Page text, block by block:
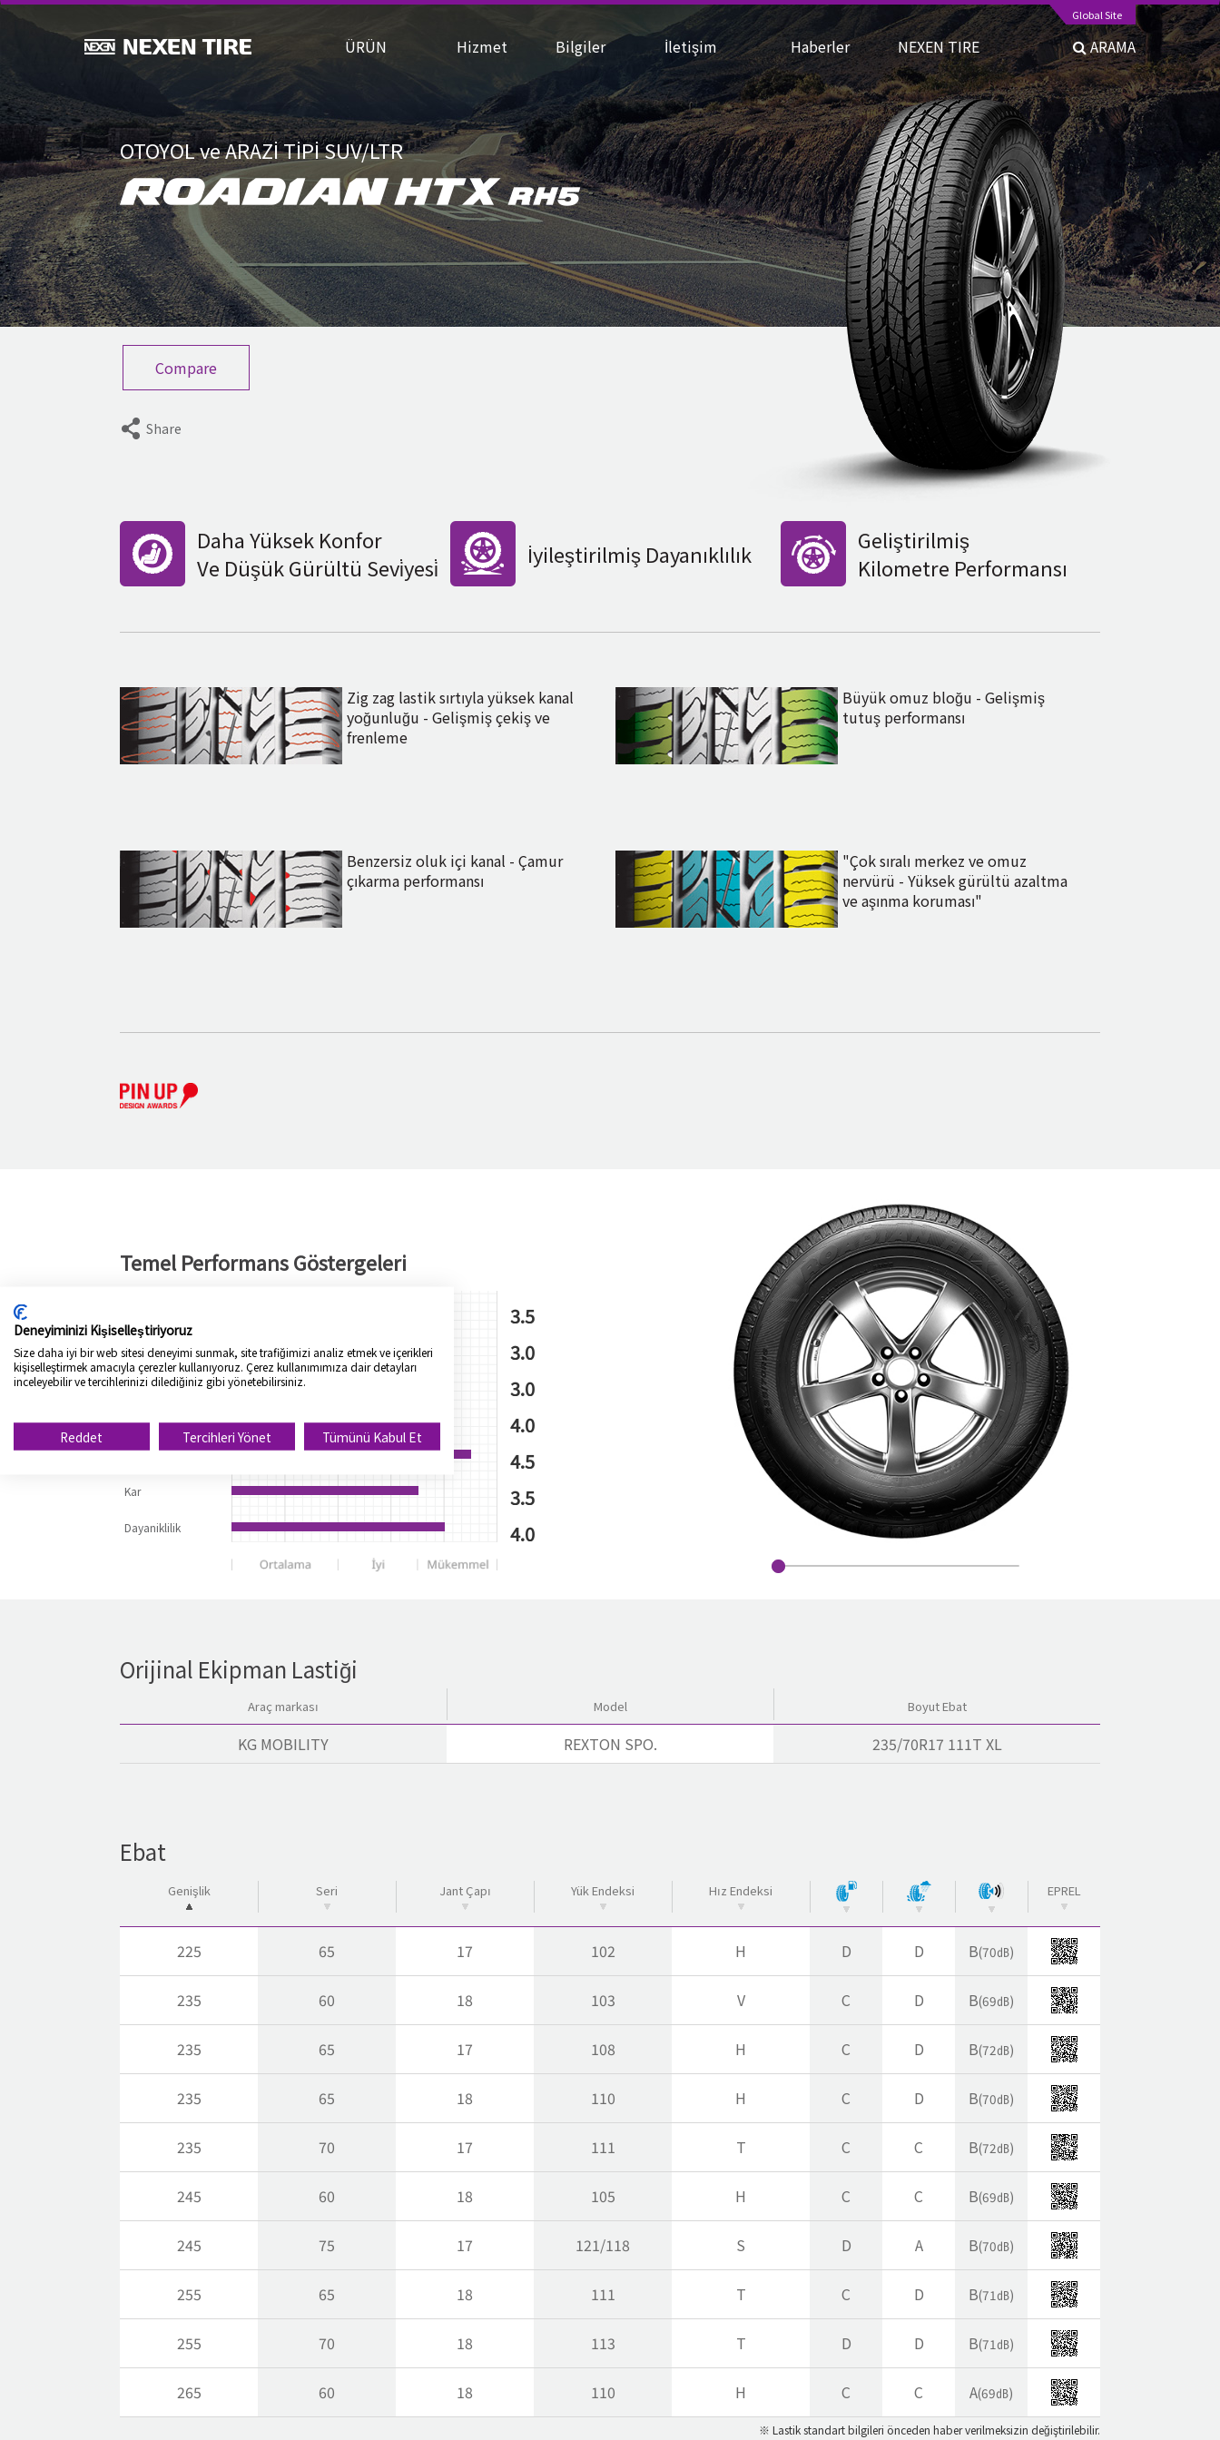
Global Site
ÜRÜN Hizmet Bilgiler İletişim Haberler NEXEN TIRE ARAMA
OTOYOL ve ARAZİ TİPİ SUV/LTR
Compare
Share
Daha Yüksek Konfor
Ve Düşük Gürültü Sevi̇yesi̇
İyileştirilmiş Dayanıklılık
Geliştirilmiş
Kilometre Performansı
Zig zag lastik sırtıyla yüksek kanal
yoğunluğu - Gelişmiş çekiş ve
frenleme
Büyük omuz bloğu - Gelişmiş
tutuş performansı
Benzersiz oluk içi kanal - Çamur
çıkarma performansı
"Çok sıralı merkez ve omuz
nervürü - Yüksek gürültü azaltma
ve aşınma koruması"
Temel Performans Göstergeleri
3.5
Islak Performans 3.0
Yakıt Tüketimi 3.0
4.0
Aşınma 4.5
Kar 3.5
Dayaniklilik 4.0
Orijinal Ekipman Lastiği
Araç markası Model Boyut Ebat
KG MOBILITY REXTON SPO. 235/70R17 111T XL
Ebat
Genişlik Seri Jant Çapı Yük Endeksi Hız Endeksi EPREL
225 65 17 102 H D D B(70㏈)
235 60 18 103 V C D B(69㏈)
235 65 17 108 H C D B(72㏈)
235 65 18 110 H C D B(70㏈)
235 70 17 111 T C C B(72㏈)
245 60 18 105 H C C B(69㏈)
245 75 17 121/118 S D A B(70㏈)
255 65 18 111 T C D B(71㏈)
255 70 18 113 T D D B(71㏈)
265 60 18 110 H C C A(69㏈)
※ Lastik standart bilgileri önceden haber verilmeksizin değiştirilebilir.
Deneyiminizi Kişiselleştiriyoruz
Size daha iyi bir web sitesi deneyimi sunmak, site trafiğimizi analiz etmek ve içerikleri
kişiselleştirmek amacıyla çerezler kullanıyoruz. Çerez kullanımımıza dair detayları
inceleyebilir ve tercihlerinizi dilediğiniz gibi yönetebilirsiniz.
Reddet Tercihleri Yönet Tümünü Kabul Et